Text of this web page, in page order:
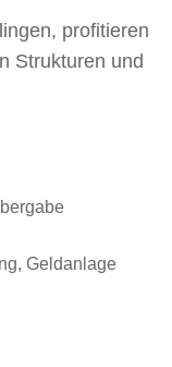
profitieren
Strukturen und
Geldanlage